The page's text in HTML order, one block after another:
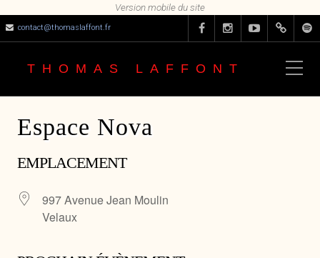
contact@thomaslaffont.fr
THOMAS LAFFONT
Espace Nova
EMPLACEMENT
997 Avenue Jean Moulin
Velaux